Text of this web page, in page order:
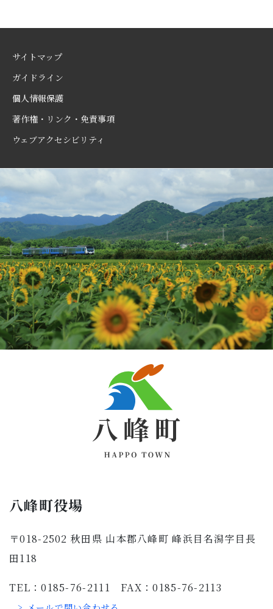
サイトマップ
ガイドライン
個人情報保護
著作権・リンク・免責事項
ウェブアクセシビリティ
八峰町役場
〒018-2502 秋田県 山本郡八峰町 峰浜目名潟字目長
田118
TEL：0185-76-2111 FAX：0185-76-2113